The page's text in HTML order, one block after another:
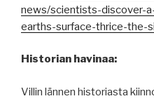
news/scientists-discover-
earths-surface-thrice-the-
Historian havinaa:
Villin lännen historiasta